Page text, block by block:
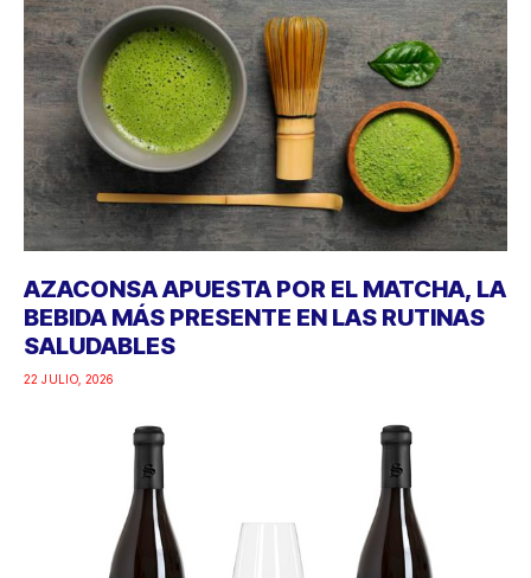
AZACONSA APUESTA POR EL MATCHA, LA
BEBIDA MÁS PRESENTE EN LAS RUTINAS
SALUDABLES
22 JULIO, 2026